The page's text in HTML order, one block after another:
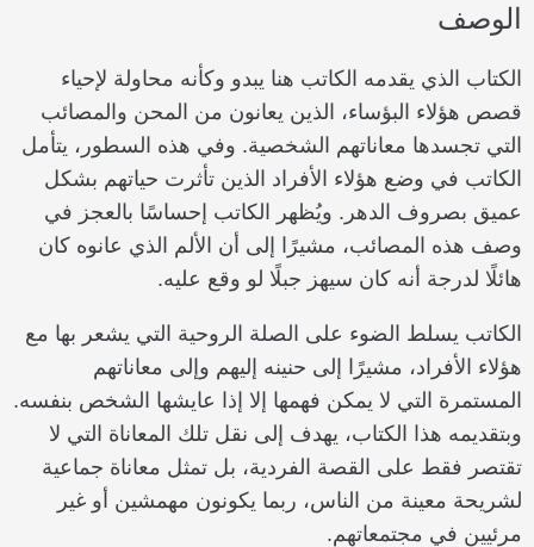
الوصف
الكتاب الذي يقدمه الكاتب هنا يبدو وكأنه محاولة لإحياء
قصص هؤلاء البؤساء، الذين يعانون من المحن والمصائب
التي تجسدها معاناتهم الشخصية. وفي هذه السطور، يتأمل
الكاتب في وضع هؤلاء الأفراد الذين تأثرت حياتهم بشكل
عميق بصروف الدهر. ويُظهر الكاتب إحساسًا بالعجز في
وصف هذه المصائب، مشيرًا إلى أن الألم الذي عانوه كان
هائلًا لدرجة أنه كان سيهز جبلًا لو وقع عليه.
الكاتب يسلط الضوء على الصلة الروحية التي يشعر بها مع
هؤلاء الأفراد، مشيرًا إلى حنينه إليهم وإلى معاناتهم
المستمرة التي لا يمكن فهمها إلا إذا عايشها الشخص بنفسه.
وبتقديمه هذا الكتاب، يهدف إلى نقل تلك المعاناة التي لا
تقتصر فقط على القصة الفردية، بل تمثل معاناة جماعية
لشريحة معينة من الناس، ربما يكونون مهمشين أو غير
مرئيين في مجتمعاتهم.